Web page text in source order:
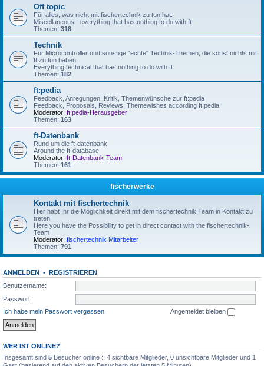
Off topic
Für alles, was nicht mit fischertechnik zu tun hat.
Miscellaneous - everything that has nothing to do with ft
Themen: 318
Technik
Für Microcontroller und sonstige "echte" Technik-Themen, die sonst nichts mit
ft zu tun haben
Everything technical that has nothing to do with ft
Themen: 182
ft:pedia
Feedback, Anregungen, Kritik, Themenwünsche zur ft:pedia
Feedback, Proposals, Reviews, Themewishes according ft:pedia
Moderator: ft:pedia-Herausgeber
Themen: 163
ft-Datenbank
Rund um die ft-datenbank
Around the ft-database
Moderator: ft-Datenbank-Team
Themen: 161
fischerwerke
Kontakt mit fischertechnik
Hier habt Ihr die Möglichkeit direkt mit dem fischertechnik Team in Kontakt zu
treten
Here you have the Possibility to get in direct contact with the fischertechnik-
Team
Moderator: fischertechnik Mitarbeiter
Themen: 791
ANMELDEN • REGISTRIEREN
Benutzername:
Passwort:
Ich habe mein Passwort vergessen
Angemeldet bleiben
WER IST ONLINE?
Insgesamt sind 5 Besucher online :: 4 sichtbare Mitglieder, 0 unsichtbare Mitglieder und 1